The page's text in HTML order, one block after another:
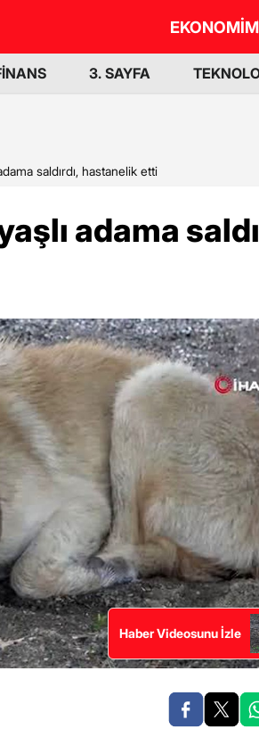
EKONOMİ
3. SAYFA
saldırdı, hastanelik etti
adama
Haber Videosunu İzle